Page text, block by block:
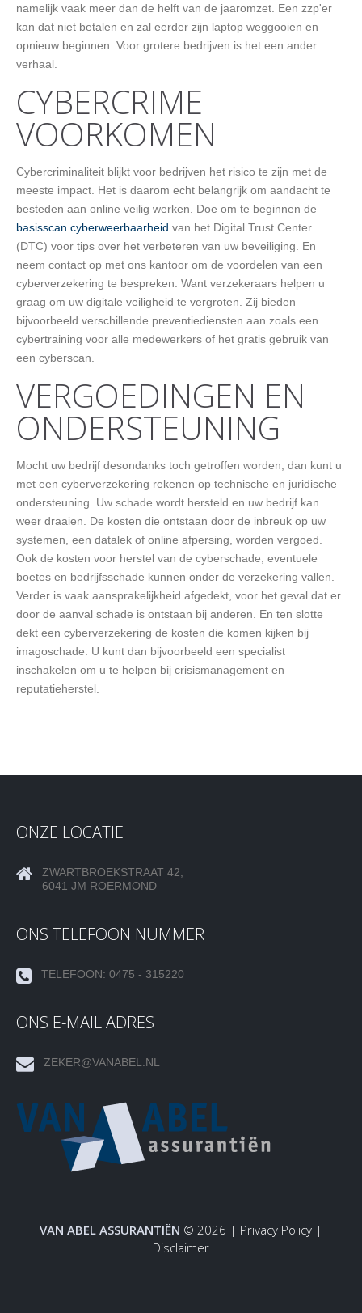
namelijk vaak meer dan de helft van de jaaromzet. Een zzp'er
kan dat niet betalen en zal eerder zijn laptop weggooien en
opnieuw beginnen. Voor grotere bedrijven is het een ander
verhaal.
CYBERCRIME
VOORKOMEN
Cybercriminaliteit blijkt voor bedrijven het risico te zijn met de
meeste impact. Het is daarom echt belangrijk om aandacht te
besteden aan online veilig werken. Doe om te beginnen de
basisscan cyberweerbaarheid van het Digital Trust Center
(DTC) voor tips over het verbeteren van uw beveiliging. En
neem contact op met ons kantoor om de voordelen van een
cyberverzekering te bespreken. Want verzekeraars helpen u
graag om uw digitale veiligheid te vergroten. Zij bieden
bijvoorbeeld verschillende preventiediensten aan zoals een
cybertraining voor alle medewerkers of het gratis gebruik van
een cyberscan.
VERGOEDINGEN EN
ONDERSTEUNING
Mocht uw bedrijf desondanks toch getroffen worden, dan kunt u
met een cyberverzekering rekenen op technische en juridische
ondersteuning. Uw schade wordt hersteld en uw bedrijf kan
weer draaien. De kosten die ontstaan door de inbreuk op uw
systemen, een datalek of online afpersing, worden vergoed.
Ook de kosten voor herstel van de cyberschade, eventuele
boetes en bedrijfsschade kunnen onder de verzekering vallen.
Verder is vaak aansprakelijkheid afgedekt, voor het geval dat er
door de aanval schade is ontstaan bij anderen. En ten slotte
dekt een cyberverzekering de kosten die komen kijken bij
imagoschade. U kunt dan bijvoorbeeld een specialist
inschakelen om u te helpen bij crisismanagement en
reputatieherstel.
ONZE LOCATIE
ZWARTBROEKSTRAAT 42,
6041 JM ROERMOND
ONS TELEFOON NUMMER
TELEFOON: 0475 - 315220
ONS E-MAIL ADRES
ZEKER@VANABEL.NL
VAN ABEL ASSURANTIËN © 2026 | Privacy Policy |
Disclaimer